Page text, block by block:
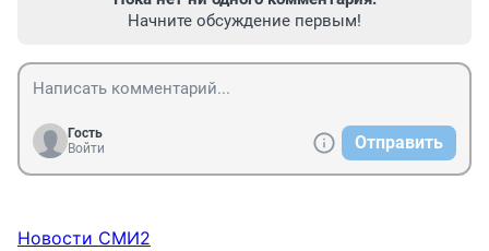
Начните обсуждение первым!
Гость
Войти
Отправить
Новости СМИ2